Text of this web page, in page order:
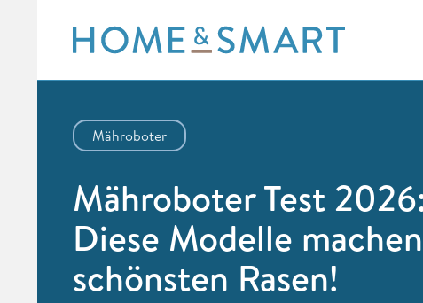
content
Mähroboter
Mähroboter Test
Diese Modelle
schönsten Rasen!